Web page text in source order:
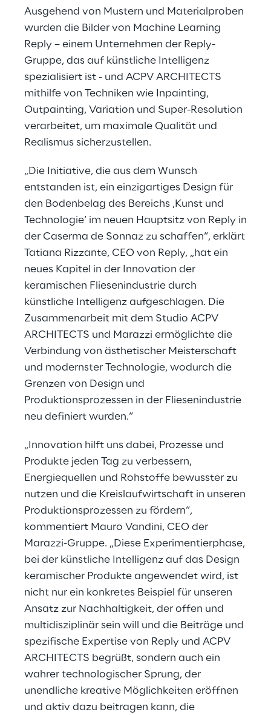
Ausgehend von Mustern und Materialproben
wurden die Bilder von Machine Learning
Reply – einem Unternehmen der Reply-
Gruppe, das auf künstliche Intelligenz
spezialisiert ist - und ACPV ARCHITECTS
mithilfe von Techniken wie Inpainting,
Outpainting, Variation und Super-Resolution
verarbeitet, um maximale Qualität und
Realismus sicherzustellen.
„Die Initiative, die aus dem Wunsch
entstanden ist, ein einzigartiges Design für
den Bodenbelag des Bereichs ‚Kunst und
Technologie‘ im neuen Hauptsitz von Reply in
der Caserma de Sonnaz zu schaffen“, erklärt
Tatiana Rizzante, CEO von Reply, „hat ein
neues Kapitel in der Innovation der
keramischen Fliesenindustrie durch
künstliche Intelligenz aufgeschlagen. Die
Zusammenarbeit mit dem Studio ACPV
ARCHITECTS und Marazzi ermöglichte die
Verbindung von ästhetischer Meisterschaft
und modernster Technologie, wodurch die
Grenzen von Design und
Produktionsprozessen in der Fliesenindustrie
neu definiert wurden.“
„Innovation hilft uns dabei, Prozesse und
Produkte jeden Tag zu verbessern,
Energiequellen und Rohstoffe bewusster zu
nutzen und die Kreislaufwirtschaft in unseren
Produktionsprozessen zu fördern“,
kommentiert Mauro Vandini, CEO der
Marazzi-Gruppe. „Diese Experimentierphase,
bei der künstliche Intelligenz auf das Design
keramischer Produkte angewendet wird, ist
nicht nur ein konkretes Beispiel für unseren
Ansatz zur Nachhaltigkeit, der offen und
multidisziplinär sein will und die Beiträge und
spezifische Expertise von Reply und ACPV
ARCHITECTS begrüßt, sondern auch ein
wahrer technologischer Sprung, der
unendliche kreative Möglichkeiten eröffnen
und aktiv dazu beitragen kann, die